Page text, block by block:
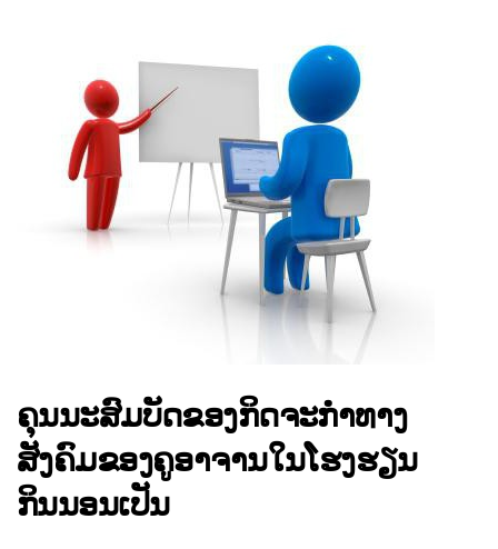
ຄຸນນະສົມບັດຂອງກິດຈະກໍາທາງ
ສັງຄົມຂອງຄູອາຈານໃນໂຮງຮຽນ
ກິນນອນເປັນ